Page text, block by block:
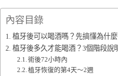
內容目錄
植牙後可以喝酒嗎？先搞懂為什麼
植牙後多久才能喝酒？3個階段說
術後72小時內
植牙恢復的第4天～2週